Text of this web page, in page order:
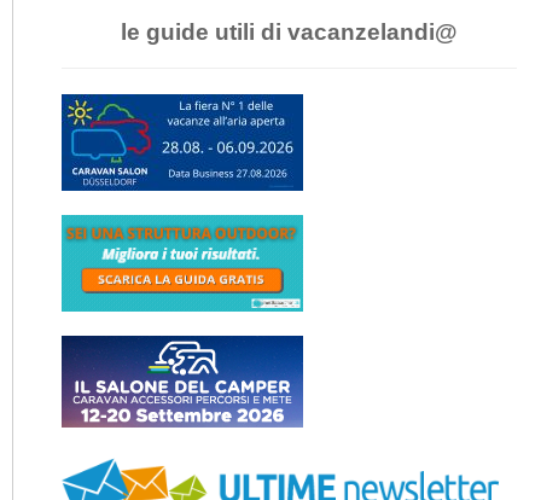
le guide utili di vacanzelandi@